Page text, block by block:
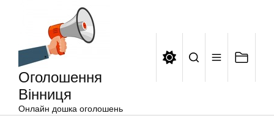
Оголошення
Вінниця
Онлайн дошка оголошень